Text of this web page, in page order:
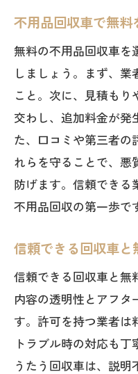
不用品回収車で無
無料の不用品回収車を
しましょう。まず、
こと。次に、見積もり
交わし、追加料金が発
た、口コミや第三者の
れらを守ることで、悪
防げます。信頼できる
不用品回収の第一歩で
信頼できる回収車
信頼できる回収車と無
内容の透明性とアフタ
す。許可を持つ業者は
トラブル時の対応も
うたう回収車は、説明